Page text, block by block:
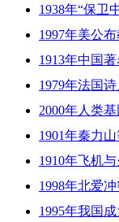
1938年“保卫
1997年美公
1913年中国
1979年法国诗
2000年人类
1901年秦力
1910年飞机
1998年北爱
1995年我国